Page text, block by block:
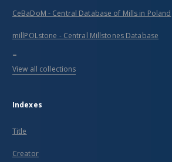
CeBaDoM - Central Database of Mills in Poland
millPOLstone - Central Millstones Database
...
View all collections
Indexes
Title
Creator